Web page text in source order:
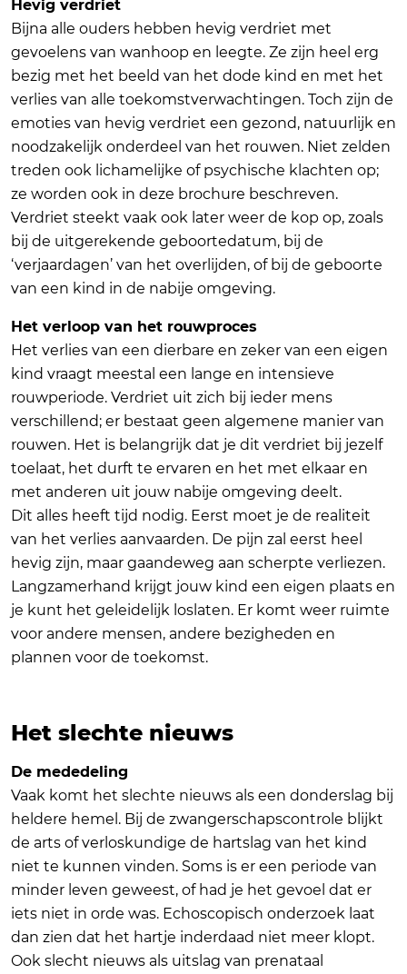
Hevig verdriet
Bijna alle ouders hebben hevig verdriet met
gevoelens van wanhoop en leegte. Ze zijn heel erg
bezig met het beeld van het dode kind en met het
verlies van alle toekomstverwachtingen. Toch zijn de
emoties van hevig verdriet een gezond, natuurlijk en
noodzakelijk onderdeel van het rouwen. Niet zelden
treden ook lichamelijke of psychische klachten op;
ze worden ook in deze brochure beschreven.
Verdriet steekt vaak ook later weer de kop op, zoals
bij de uitgerekende geboortedatum, bij de
‘verjaardagen’ van het overlijden, of bij de geboorte
van een kind in de nabije omgeving.
Het verloop van het rouwproces
Het verlies van een dierbare en zeker van een eigen
kind vraagt meestal een lange en intensieve
rouwperiode. Verdriet uit zich bij ieder mens
verschillend; er bestaat geen algemene manier van
rouwen. Het is belangrijk dat je dit verdriet bij jezelf
toelaat, het durft te ervaren en het met elkaar en
met anderen uit jouw nabije omgeving deelt.
Dit alles heeft tijd nodig. Eerst moet je de realiteit
van het verlies aanvaarden. De pijn zal eerst heel
hevig zijn, maar gaandeweg aan scherpte verliezen.
Langzamerhand krijgt jouw kind een eigen plaats en
je kunt het geleidelijk loslaten. Er komt weer ruimte
voor andere mensen, andere bezigheden en
plannen voor de toekomst.
Het slechte nieuws
De mededeling
Vaak komt het slechte nieuws als een donderslag bij
heldere hemel. Bij de zwangerschapscontrole blijkt
de arts of verloskundige de hartslag van het kind
niet te kunnen vinden. Soms is er een periode van
minder leven geweest, of had je het gevoel dat er
iets niet in orde was. Echoscopisch onderzoek laat
dan zien dat het hartje inderdaad niet meer klopt.
Ook slecht nieuws als uitslag van prenataal